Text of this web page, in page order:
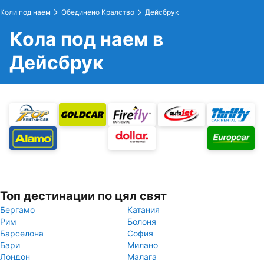
Коли под наем Обединено Кралство Дейсбрук
Кола под наем в
Дейсбрук
Топ дестинации по цял свят
Бергамо
Катания
Рим
Болоня
Барселона
София
Бари
Милано
Лондон
Малага